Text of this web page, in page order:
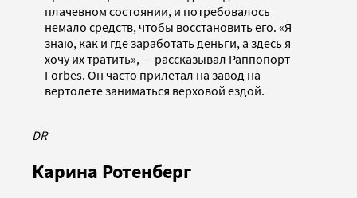
плачевном состоянии, и потребовалось
немало средств, чтобы восстановить его. «Я
знаю, как и где заработать деньги, а здесь я
хочу их тратить», — рассказывал Раппопорт
Forbes. Он часто прилетал на завод на
вертолете заниматься верховой ездой.
DR
Карина Ротенберг